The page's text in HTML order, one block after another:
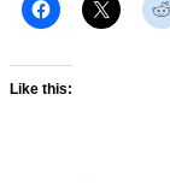
Like this: